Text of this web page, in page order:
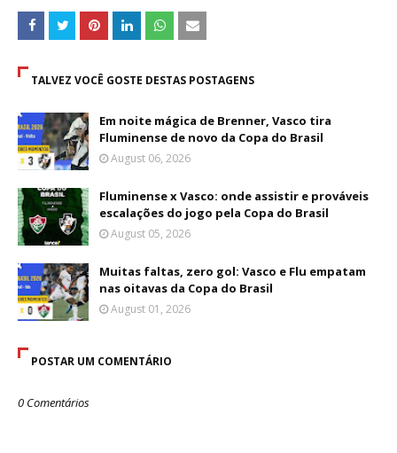
TALVEZ VOCÊ GOSTE DESTAS POSTAGENS
Em noite mágica de Brenner, Vasco tira
Fluminense de novo da Copa do Brasil
August 06, 2026
Fluminense x Vasco: onde assistir e prováveis
escalações do jogo pela Copa do Brasil
August 05, 2026
Muitas faltas, zero gol: Vasco e Flu empatam
nas oitavas da Copa do Brasil
August 01, 2026
POSTAR UM COMENTÁRIO
0 Comentários